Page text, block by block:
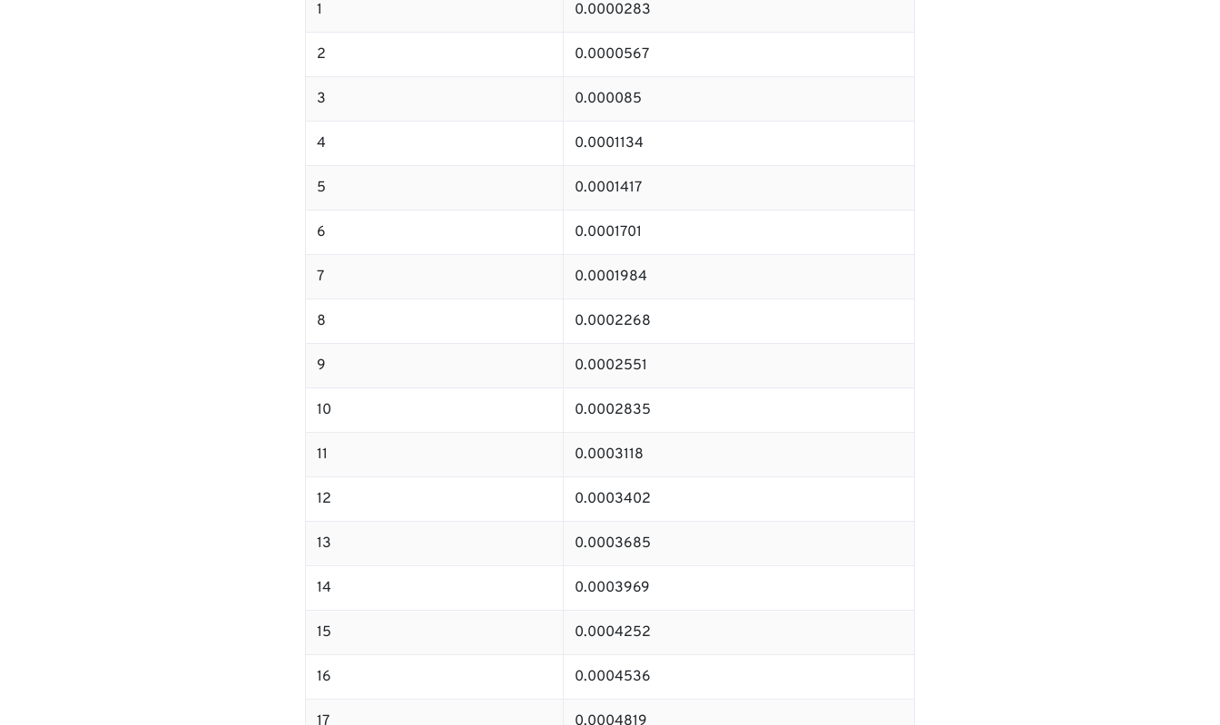
1 0.0000283
2 0.0000567
3 0.000085
4 0.0001134
5 0.0001417
6 0.0001701
7 0.0001984
8 0.0002268
9 0.0002551
10 0.0002835
11 0.0003118
12 0.0003402
13 0.0003685
14 0.0003969
15 0.0004252
16 0.0004536